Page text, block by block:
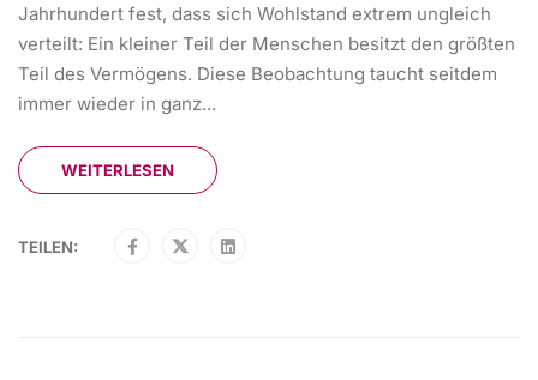
Jahrhundert fest, dass sich Wohlstand extrem ungleich
verteilt: Ein kleiner Teil der Menschen besitzt den größten
Teil des Vermögens. Diese Beobachtung taucht seitdem
immer wieder in ganz...
WEITERLESEN
TEILEN: